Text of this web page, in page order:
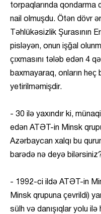
torpaqlarında qondarma
nail olmuşdu. Ötən dövr
Təhlükəsizlik Şurasının
pisləyən, onun işğal
çıxmasını tələb edən 4
baxmayaraq, onların heç
yetirilməmişdir.
- 30 ilə yaxındır ki,
edən ATƏT-in Minsk
Azərbaycan xalqı bu
barədə nə deyə
- 1992-ci ildə ATƏT-in
Minsk qrupuna çevrildi)
sülh və danışıqlar yolu